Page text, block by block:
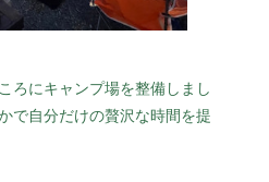
ろにキャンプ場を整備しまし
で自分だけの贅沢な時間を提